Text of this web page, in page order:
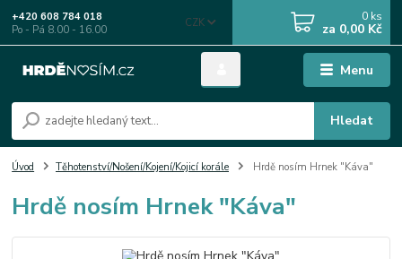
Menu
CZK
Hledat
+420 608 784 018
Po - Pá 8.00 - 16.00
0 ks
za 0,00 Kč
Úvod Těhotenství/Nošení/Kojení/Kojicí korále Hrdě nosím Hrnek "Káva"
Hrdě nosím Hrnek "Káva"